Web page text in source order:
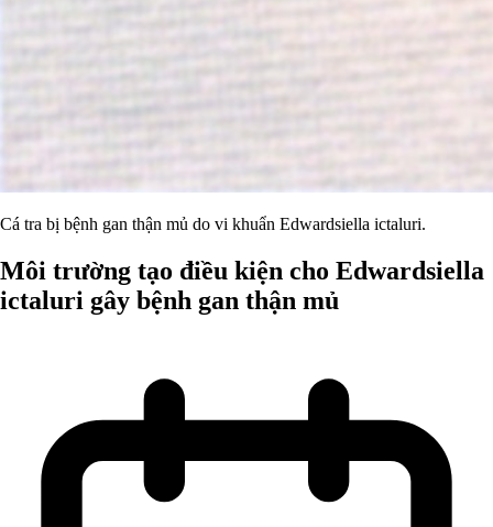
Cá tra bị bệnh gan thận mủ do vi khuẩn Edwardsiella ictaluri.
Môi trường tạo điều kiện cho Edwardsiella
ictaluri gây bệnh gan thận mủ